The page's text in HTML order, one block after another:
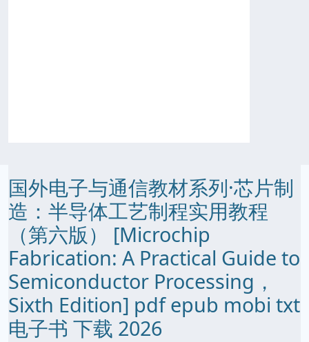
国外电子与通信教材系列·芯片制
造：半导体工艺制程实用教程
（第六版） [Microchip
Fabrication: A Practical Guide to
Semiconductor Processing，
Sixth Edition] pdf epub mobi txt
电子书 下载 2026